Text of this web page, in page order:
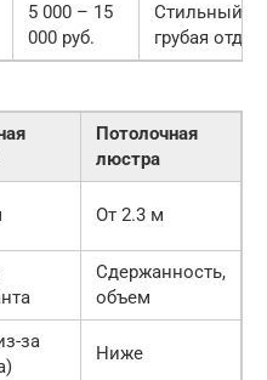
5 000 – 15
000 руб.
Стильный
грубая
Потолочная
люстра
От 2.3 м
Сдержанность,
объем
за
Ниже